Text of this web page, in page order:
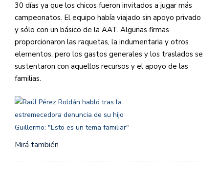
30 días ya que los chicos fueron invitados a jugar más
campeonatos. El equipo había viajado sin apoyo privado
y sólo con un básico de la AAT. Algunas firmas
proporcionaron las raquetas, la indumentaria y otros
elementos, pero los gastos generales y los traslados se
sustentaron con aquellos recursos y el apoyo de las
familias.
Mirá también